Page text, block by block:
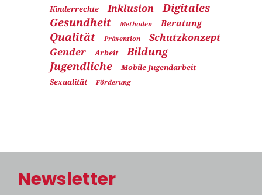
Kinderrechte Inklusion
Digitales
Gesundheit
Methoden Beratung
Qualität Prävention
Schutzkonzept
Gender
Arbeit
Bildung
Jugendliche
Mobile Jugendarbeit
Sexualität
Förderung
Newsletter